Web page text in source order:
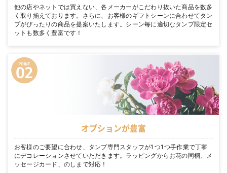
他の店やネットでは買えない、各メーカーがこだわり抜いた商品を数多
く取り揃えております。さらに、お客様のギフトシーンに合わせてタン
プがぴったりの商品を提案いたします。シーン毎に適切なタンプ限定セ
ットも数多く豊富です！
オプションが豊富
お客様のご要望に合わせ、タンプ専門スタッフが1つ1つ手作業で丁寧
にデコレーションさせていただきます。ラッピングからお花の同梱、メ
ッセージカード、のしまで対応！